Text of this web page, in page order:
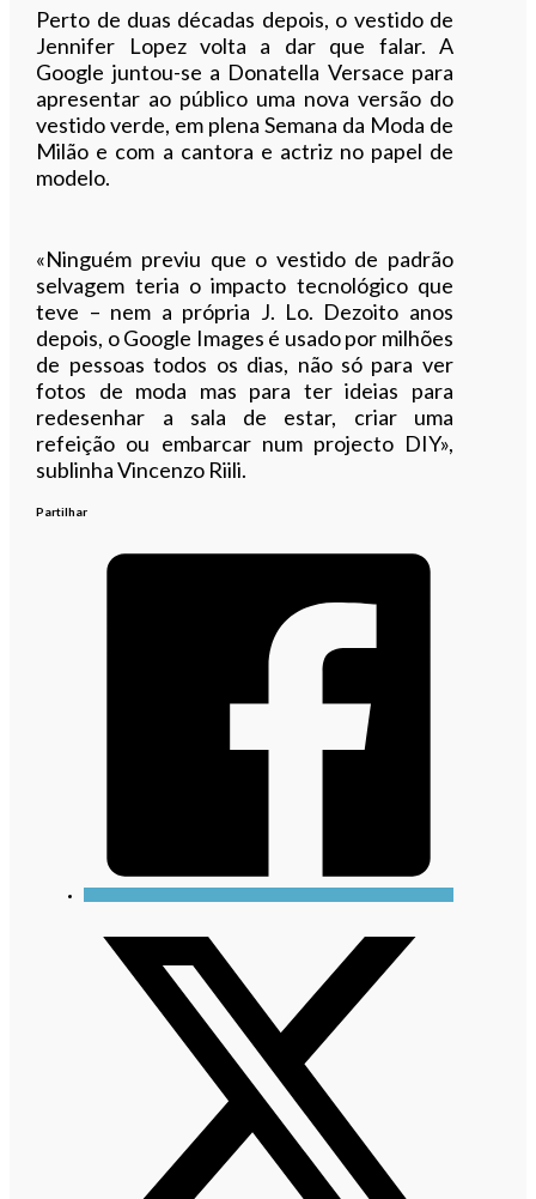
Perto de duas décadas depois, o vestido de
Jennifer Lopez volta a dar que falar. A
Google juntou-se a Donatella Versace para
apresentar ao público uma nova versão do
vestido verde, em plena Semana da Moda de
Milão e com a cantora e actriz no papel de
modelo.
«Ninguém previu que o vestido de padrão
selvagem teria o impacto tecnológico que
teve – nem a própria J. Lo. Dezoito anos
depois, o Google Images é usado por milhões
de pessoas todos os dias, não só para ver
fotos de moda mas para ter ideias para
redesenhar a sala de estar, criar uma
refeição ou embarcar num projecto DIY»,
sublinha Vincenzo Riili.
Partilhar